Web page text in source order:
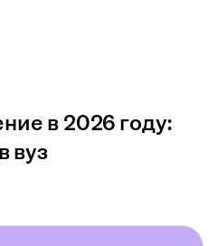
в 2026 году:
вуз